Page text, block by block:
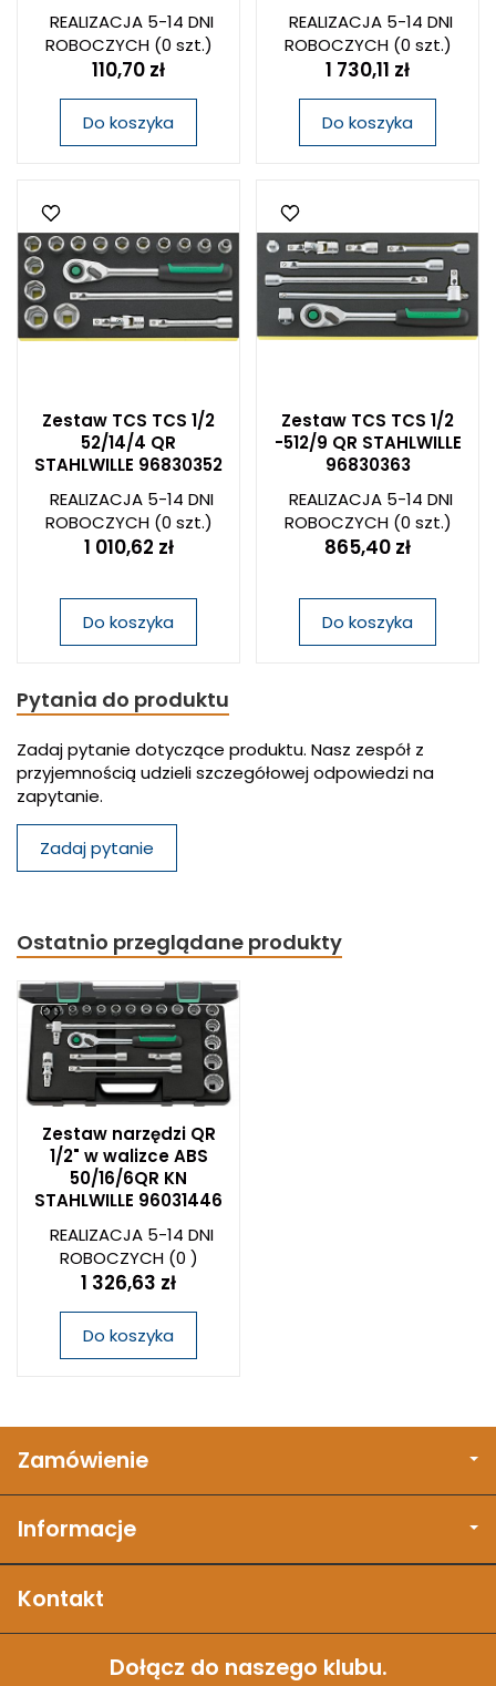
REALIZACJA 5-14 DNI
ROBOCZYCH(0 szt.)
110,70 zł
Do koszyka
REALIZACJA 5-14 DNI
ROBOCZYCH(0 szt.)
1 730,11 zł
Do koszyka
Zestaw TCS TCS 1/2
52/14/4 QR
STAHLWILLE 96830352
REALIZACJA 5-14 DNI
ROBOCZYCH(0 szt.)
1 010,62 zł
Do koszyka
Zestaw TCS TCS 1/2
-512/9 QR STAHLWILLE
96830363
REALIZACJA 5-14 DNI
ROBOCZYCH(0 szt.)
865,40 zł
Do koszyka
Pytania do produktu
Zadaj pytanie dotyczące produktu. Nasz zespół z
przyjemnością udzieli szczegółowej odpowiedzi na
zapytanie.
Zadaj pytanie
Ostatnio przeglądane produkty
Zestaw narzędzi QR
1/2" w walizce ABS
50/16/6QR KN
STAHLWILLE 96031446
REALIZACJA 5-14 DNI
ROBOCZYCH(0 )
1 326,63 zł
Do koszyka
Zamówienie
Informacje
Kontakt
Dołącz do naszego klubu.